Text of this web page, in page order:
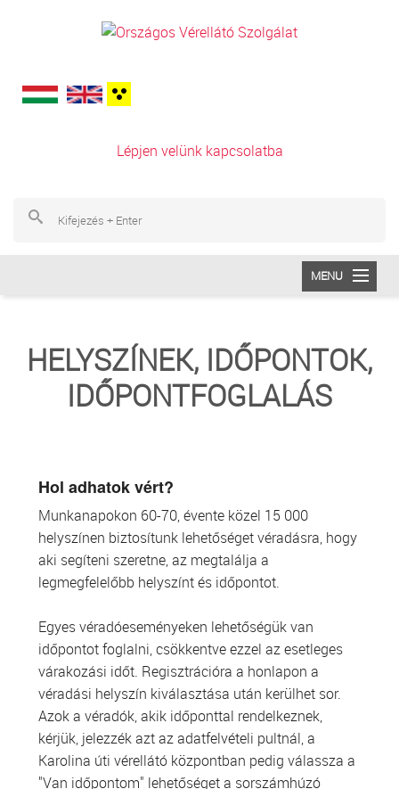
Lépjen velünk kapcsolatba
MENU
VÉRADÁS
ŐSSEJT DONÁCIÓ
VÁRÓLISTÁK
HELYSZÍNEK, IDŐPONTOK,
IDŐPONTFOGLALÁS
Hol adhatok vért?
Munkanapokon 60-70, évente közel 15 000
helyszínen biztosítunk lehetőséget véradásra, hogy
aki segíteni szeretne, az megtalálja a
legmegfelelőbb helyszínt és időpontot.
Egyes véradóeseményeken lehetőségük van
időpontot foglalni, csökkentve ezzel az esetleges
várakozási időt. Regisztrációra a honlapon a
véradási helyszín kiválasztása után kerülhet sor.
Azok a véradók, akik időponttal rendelkeznek,
kérjük, jelezzék azt az adatfelvételi pultnál, a
Karolina úti vérellátó központban pedig válassza a
"Van időpontom" lehetőséget a sorszámhúzó